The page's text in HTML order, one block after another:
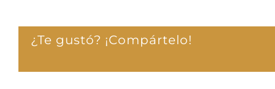
¿Te gustó? ¡Compártelo!